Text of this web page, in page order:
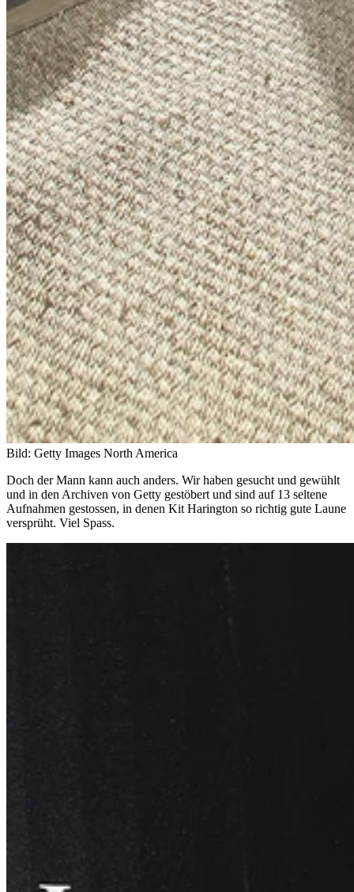
Bild: Getty Images North America
Doch der Mann kann auch anders. Wir haben gesucht und gewühlt
und in den Archiven von Getty gestöbert und sind auf 13 seltene
Aufnahmen gestossen, in denen Kit Harington so richtig gute Laune
versprüht. Viel Spass.